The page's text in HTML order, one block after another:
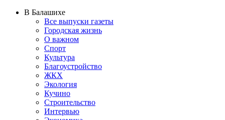
В Балашихе
Все выпуски газеты
Городская жизнь
О важном
Спорт
Культура
Благоустройство
ЖКХ
Экология
Кучино
Строительство
Интервью